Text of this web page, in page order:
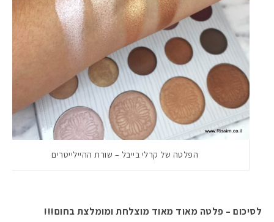
הפלטה של קרלי בייבל – שורת ההיילייטרים
לסיכום – פלטה מאוד מאוד מוצלחת ומומלצת בחום!!!